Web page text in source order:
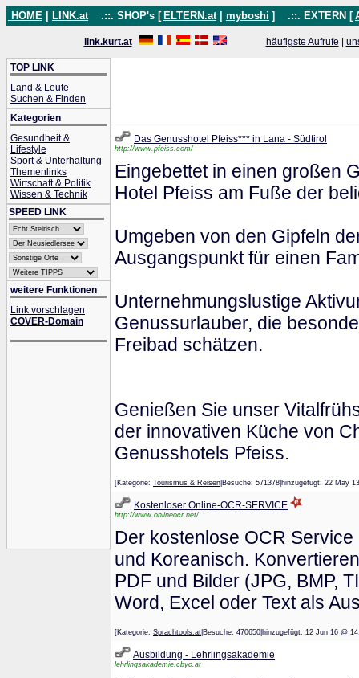
HOME LINK.at .::. SHOP's [ ELTERN.at myboshi ] .::. EXTERN [
link.kurt.at häufigste Aufrufe
TOP LINK
Land & Leute
Suchen & Finden
Kategorien
Gesundheit &
Lifestyle
Sport & Unterhaltung
Themenlinks
Wirtschaft & Politik
Wissen & Technik
SPEED LINK
weitere Funktionen
Link vorschlagen
COVER-Domain
Das Genusshotel Pfeiss*** in Lana - Südtirol
http://www.pfeiss.com/
Eingebettet in einen großen
Hotel Pfeiss am Fuße der
Umgeben von den Gipfeln
Ausgangspunkt für einen
Unternehmungslustige
Genussurlauber, die
Freibad schätzen.
Genießen Sie unser
der innovativen Küche von
Genusshotels Pfeiss.
[Kategorie: Tourismus & Reisen |Besuche: 571378|hinzugefügt: 22
Kostenloser Online-OCR-SERVICE
http://www.onlineocr.net/
Der kostenlose OCR
und Koreanisch.
PDF und Bilder (JPG, BMP,
Word, Excel oder Text als
[Kategorie: Sprachtools.at |Besuche: 470650|hinzugefügt: 12 Jun
Ausbildung - Lehrlingsakademie
lehrlingsakademie.cbyc.at